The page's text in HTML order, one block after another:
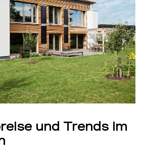
und Trends im